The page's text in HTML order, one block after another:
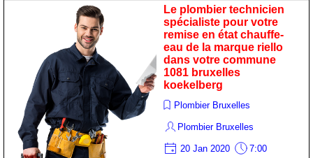
votre commune 1081
bruxelles koekelberg
Le plombier technicien
spécialiste pour votre
remise en état chauffe-
eau de la marque riello
dans votre commune
1081 bruxelles
koekelberg
Plombier Bruxelles
Plombier Bruxelles
20 Jan 2020 7:00